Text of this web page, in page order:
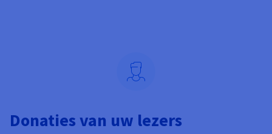
Donaties van uw lezers